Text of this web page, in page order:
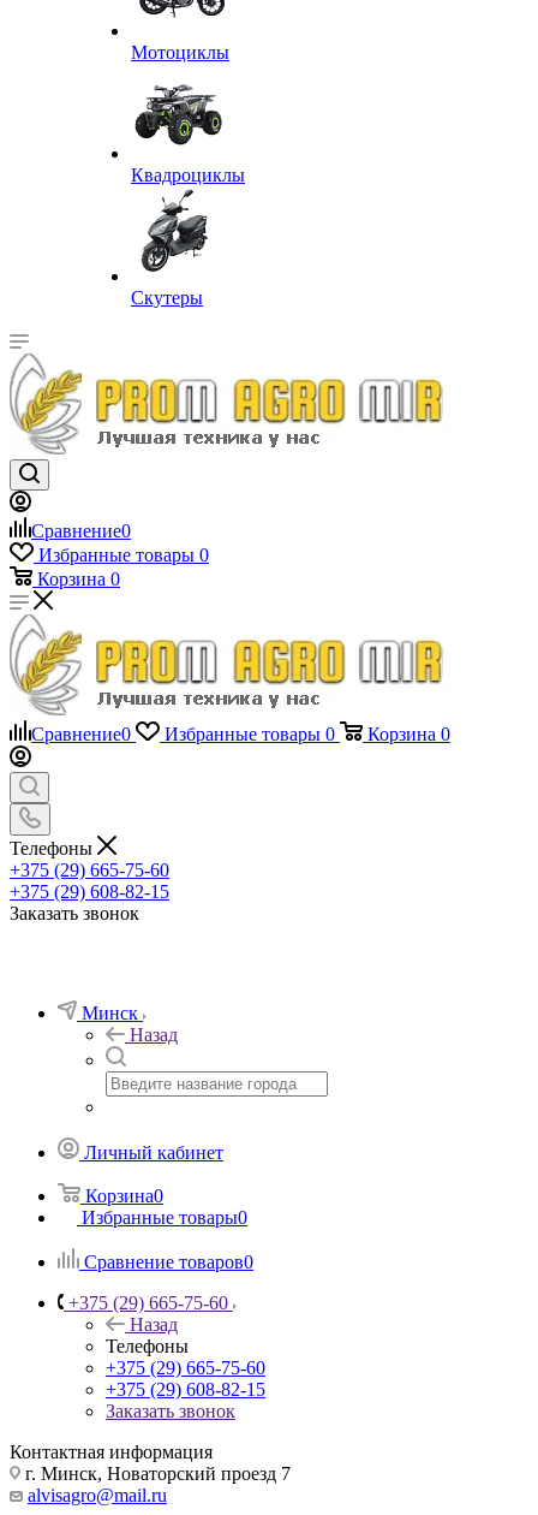
Мотоциклы
Квадроциклы
Скутеры
Сравнение0
Избранные товары 0
Корзина 0
Сравнение0 Избранные товары 0 Корзина 0
Телефоны
+375 (29) 665-75-60
+375 (29) 608-82-15
Заказать звонок
Минск
Назад
Личный кабинет
Корзина0
Избранные товары0
Сравнение товаров0
+375 (29) 665-75-60
Назад
Телефоны
+375 (29) 665-75-60
+375 (29) 608-82-15
Заказать звонок
Контактная информация
г. Минск, Новаторский проезд 7
alvisagro@mail.ru